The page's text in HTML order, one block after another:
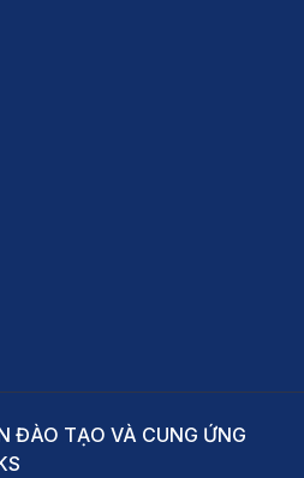
ĐÀO TẠO VÀ CUNG ỨNG